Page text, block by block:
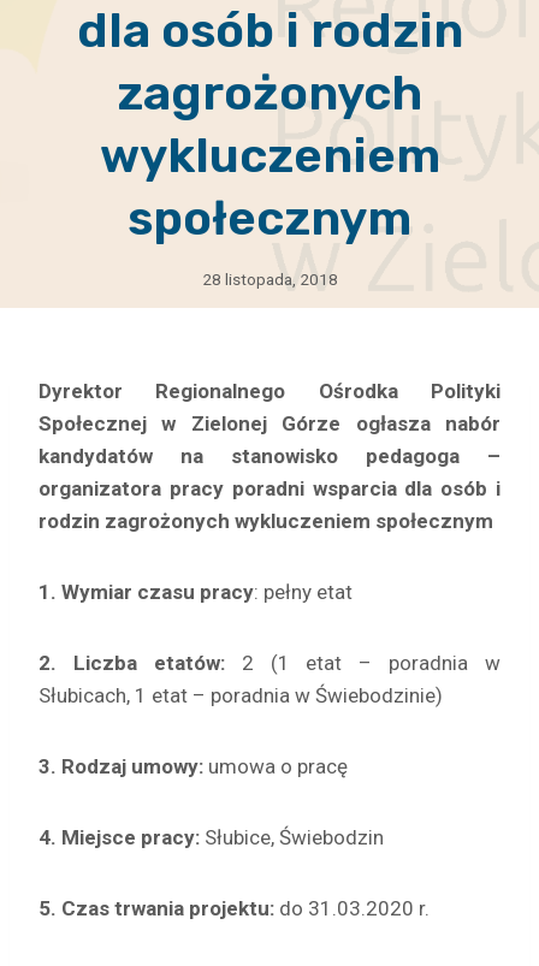
dla osób i rodzin
zagrożonych
wykluczeniem
społecznym
28 listopada, 2018
Dyrektor Regionalnego Ośrodka Polityki
Społecznej w Zielonej Górze ogłasza nabór
kandydatów na stanowisko pedagoga –
organizatora pracy poradni wsparcia dla osób i
rodzin zagrożonych wykluczeniem społecznym
1. Wymiar czasu pracy: pełny etat
2. Liczba etatów:2 (1 etat – poradnia w
Słubicach, 1 etat – poradnia w Świebodzinie)
3. Rodzaj umowy: umowa o pracę
4. Miejsce pracy: Słubice, Świebodzin
5. Czas trwania projektu: do 31.03.2020 r.